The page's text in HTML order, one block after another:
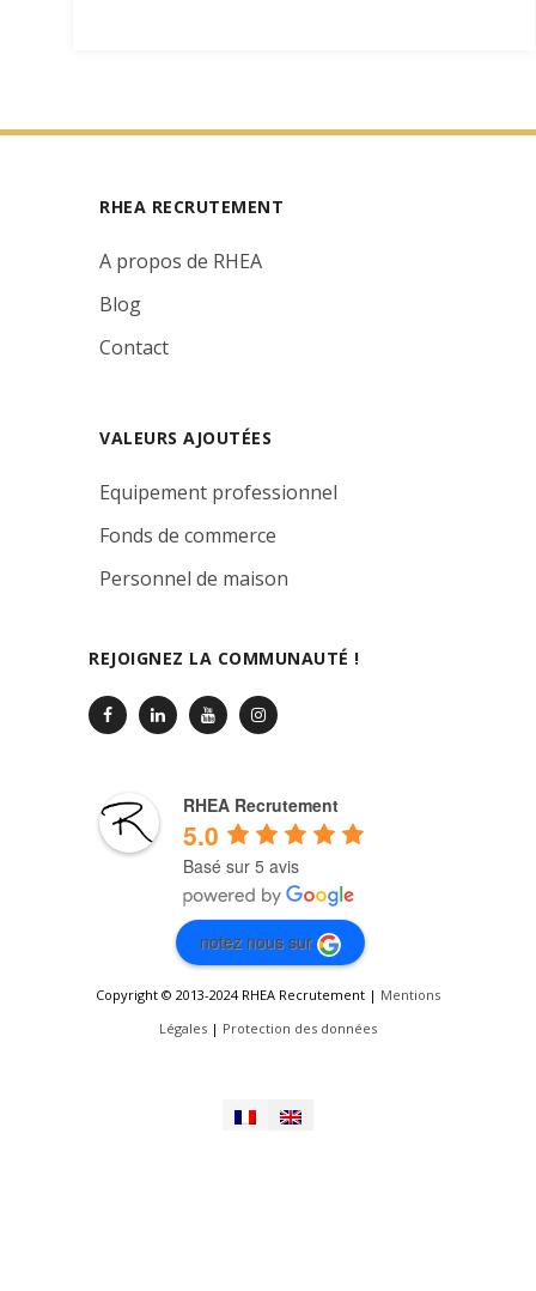
RHEA RECRUTEMENT
A propos de RHEA
Blog
Contact
VALEURS AJOUTÉES
Equipement professionnel
Fonds de commerce
Personnel de maison
REJOIGNEZ LA COMMUNAUTÉ !
RHEA Recrutement
5.0
Basé sur 5 avis
notez nous sur
Copyright © 2013-2024 RHEA Recrutement | Mentions
Légales | Protection des données